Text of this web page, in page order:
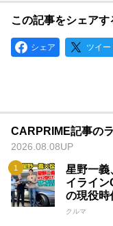
この記事をシェアす
シェア ツイー
CARPRIME記事の
2026.08.08UP
星野一義
イライン
の現役時
クルマ